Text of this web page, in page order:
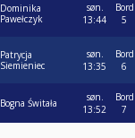
Dominika
Pawełczyk
søn.
13:44
Bord
5
Patrycja
Siemieniec
søn.
13:35
Bord
6
Bogna Świtała
søn.
13:52
Bord
7